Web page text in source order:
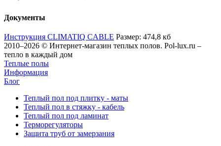
Документы
Инструкция CLIMATIQ CABLE Размер: 474,8 кб
2010–2026 © Интернет-магазин теплых полов. Pol-lux.ru –
тепло в каждый дом
Теплые полы
Информация
Блог
Теплый пол под плитку - маты
Теплый пол в стяжку - кабель
Теплый пол под ламинат
Терморегуляторы
Защита труб от замерзания